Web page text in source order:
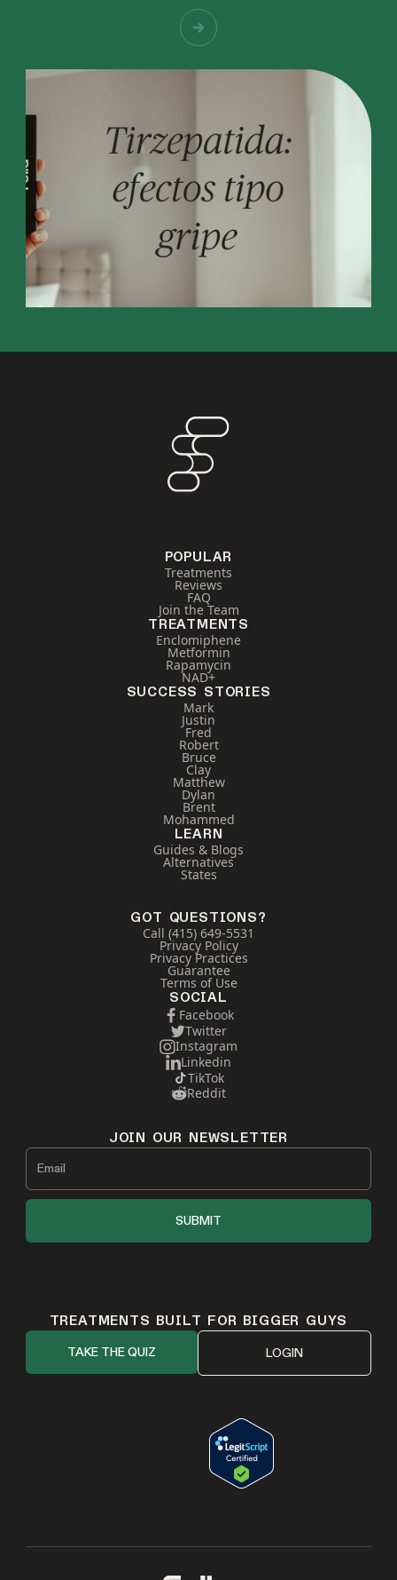
POPULAR
Treatments
Reviews
FAQ
Join the Team
TREATMENTS
Enclomiphene
Metformin
Rapamycin
NAD+
SUCCESS STORIES
Mark
Justin
Fred
Robert
Bruce
Clay
Matthew
Dylan
Brent
Mohammed
LEARN
Guides & Blogs
Alternatives
States
GOT QUESTIONS?
Call (415) 649-5531
Privacy Policy
Privacy Practices
Guarantee
Terms of Use
SOCIAL
Facebook
Twitter
Instagram
Linkedin
TikTok
Reddit
JOIN OUR NEWSLETTER
TREATMENTS BUILT FOR BIGGER GUYS
TAKE THE QUIZ LOGIN